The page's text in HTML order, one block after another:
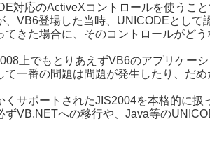
対応のActiveXコントロールを使うこ
、VB6登場した当時、UNICODEとし
てきた場合に、そのコントロールがどう
上でもとりあえずVB6のアプリケー
て一番の問題は問題が発生したり、だ
くサポートされたJIS2004を本格的に
ずVB.NETへの移行や、Java等の